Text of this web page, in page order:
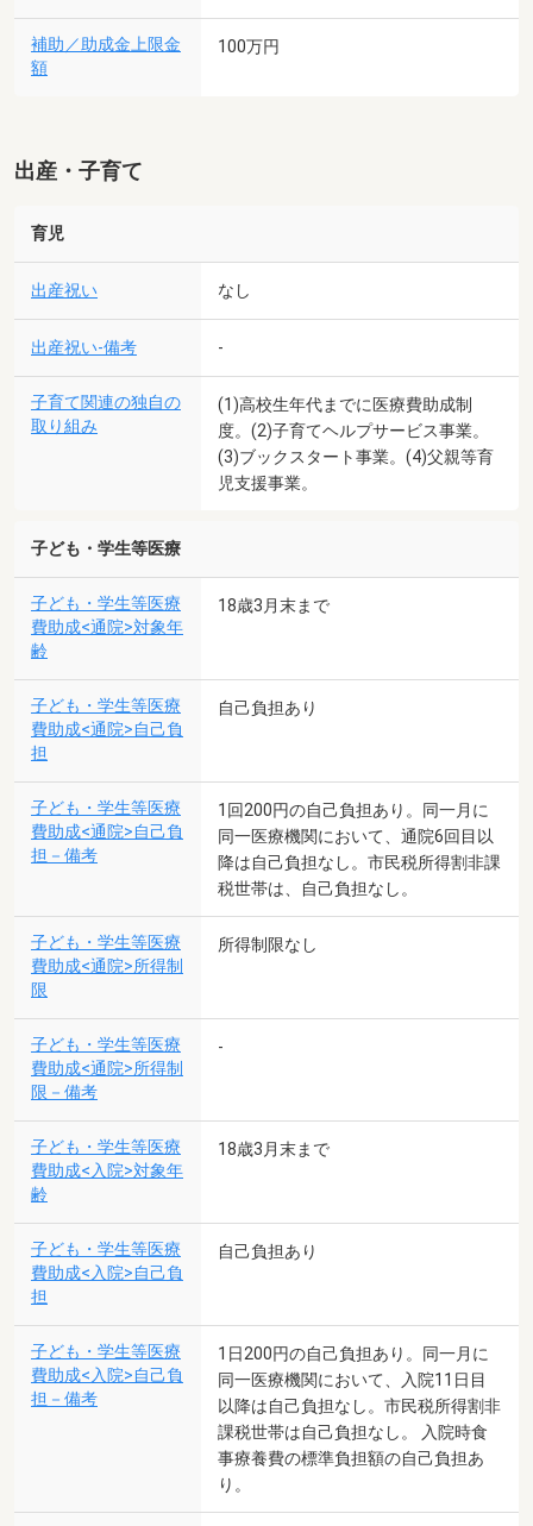
補助／助成金上限金
額
100万円
出産・子育て
育児
出産祝い なし
出産祝い-備考 -
子育て関連の独自の
取り組み
(1)高校生年代までに医療費助成制
度。(2)子育てヘルプサービス事業。
(3)ブックスタート事業。(4)父親等育
児支援事業。
子ども・学生等医療
子ども・学生等医療
費助成<通院>対象年
齢
18歳3月末まで
子ども・学生等医療
費助成<通院>自己負
担
自己負担あり
子ども・学生等医療
費助成<通院>自己負
担－備考
1回200円の自己負担あり。同一月に
同一医療機関において、通院6回目以
降は自己負担なし。市民税所得割非課
税世帯は、自己負担なし。
子ども・学生等医療
費助成<通院>所得制
限
所得制限なし
子ども・学生等医療
費助成<通院>所得制
限－備考
-
子ども・学生等医療
費助成<入院>対象年
齢
18歳3月末まで
子ども・学生等医療
費助成<入院>自己負
担
自己負担あり
子ども・学生等医療
費助成<入院>自己負
担－備考
1日200円の自己負担あり。同一月に
同一医療機関において、入院11日目
以降は自己負担なし。市民税所得割非
課税世帯は自己負担なし。 入院時食
事療養費の標準負担額の自己負担あ
り。